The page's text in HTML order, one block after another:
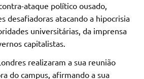
ataque político ousado,
desafiadoras atacando a hipocrisia
universitárias, da imprensa
capitalistas.
realizaram a sua reunião
do campus, afirmando a sua